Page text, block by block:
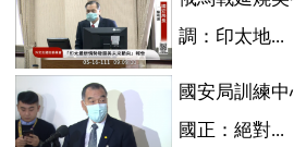
調：印太地...
國安局訓練
國正：絕對...